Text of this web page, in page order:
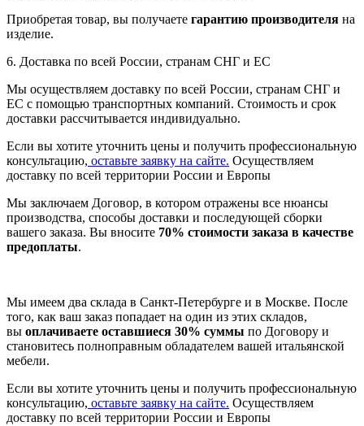
Приобретая товар, вы получаете гарантию производителя на
изделие.
6. Доставка по всей России, странам СНГ и ЕС
Мы осуществляем доставку по всей России, странам СНГ и
ЕС с помощью транспортных компаний. Стоимость и срок
доставки рассчитывается индивидуально.
Если вы хотите уточнить цены и получить профессиональную
консультацию, оставьте заявку на сайте. Осуществляем
доставку по всей территории России и Европы
Мы заключаем Договор, в котором отражены все нюансы
производства, способы доставки и последующей сборки
вашего заказа. Вы вносите 70% стоимости заказа в качестве
предоплаты.
Мы имеем два склада в Санкт-Петербурге и в Москве. После
того, как ваш заказ попадает на один из этих складов,
вы оплачиваете оставшиеся 30% суммы по Договору и
становитесь полноправным обладателем вашей итальянской
мебели.
Если вы хотите уточнить цены и получить профессиональную
консультацию, оставьте заявку на сайте. Осуществляем
доставку по всей территории России и Европы